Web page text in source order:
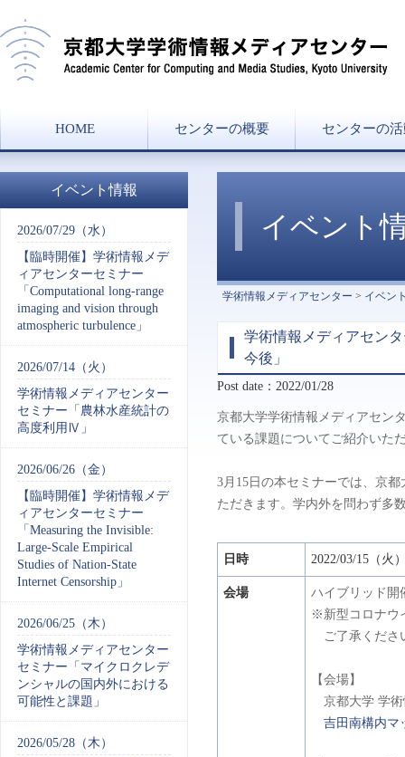
HOME センターの概要
ミッション
センター長挨拶
沿革
組織図
センターの
研究分野一覧
協力講座・学部兼
講義一覧
イベント
学術情報メディアセンター > イベン
学術情報メディアセン
今後」
Post date：2022/01/28
京都大学学術情報メディアセン
ている課題についてご紹介いた
3月15日の本セミナーでは、京
ただきます。学内外を問わず多
日時 2022/03/15（火
会場
ハイブリッド開
※新型コロナウ
ご了承くださ
【会場】
京都大学 学術
吉田南構内マ
イベント情報
2026/07/29（水）
【臨時開催】学術情報メデ
ィアセンターセミナー
「Computational long-range
imaging and vision through
atmospheric turbulence」
2026/07/14（火）
学術情報メディアセンター
セミナー「農林水産統計の
高度利用Ⅳ」
2026/06/26（金）
【臨時開催】学術情報メデ
ィアセンターセミナー
「Measuring the Invisible:
Large-Scale Empirical
Studies of Nation-State
Internet Censorship」
2026/06/25（木）
学術情報メディアセンター
セミナー「マイクロクレデ
ンシャルの国内外における
可能性と課題」
2026/05/28（木）